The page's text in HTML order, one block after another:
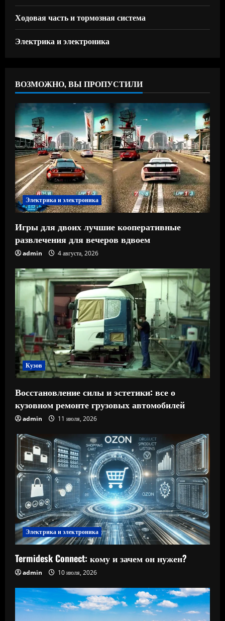
Ходовая часть и тормозная система
Электрика и электроника
ВОЗМОЖНО, ВЫ ПРОПУСТИЛИ
Электрика и электроника
Игры для двоих лучшие кооперативные
развлечения для вечеров вдвоем
admin 4 августа, 2026
Кузов
Восстановление силы и эстетики: все о
кузовном ремонте грузовых автомобилей
admin 11 июля, 2026
Электрика и электроника
Termidesk Connect: кому и зачем он нужен?
admin 10 июля, 2026